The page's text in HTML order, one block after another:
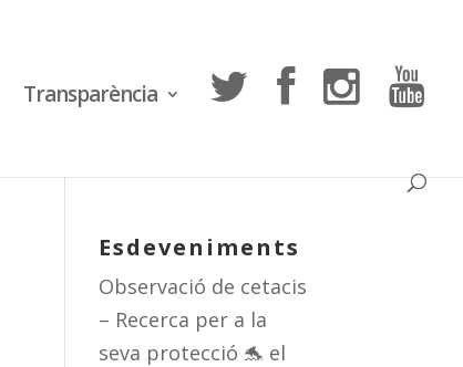
Transparència
Esdeveniments
Observació de cetacis
– Recerca per a la
seva protecció 🐬 el